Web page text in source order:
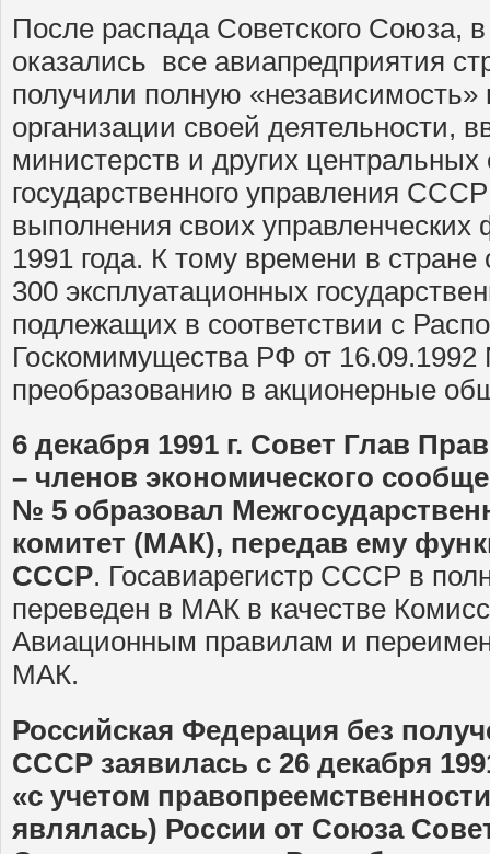
После распада Советского Союза,
оказались все авиапредприятия
получили полную
организации своей деятельности,
министерств и других центральных
государственного управления
выполнения своих управленческих
1991 года. К тому времени в
300 эксплуатационных
подлежащих в соответствии с
Госкомимущества РФ от 16.09.1992
преобразованию в акционерные
6 декабря 1991 г. Совет Глав
– членов экономического
№ 5 образовал
комитет (МАК), передав ему
СССР. Госавиарегистр СССР в
переведен в МАК в качестве
Авиационным правилам и
МАК.
Российская Федерация без
СССР заявилась с 26 декабря
«с учетом
являлась) России от Союза